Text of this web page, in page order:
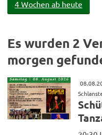
4 Wochen ab heute
Es wurden 2
morgen